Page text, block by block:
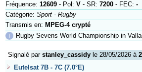
Fréquence: 12609- Pol: V- SR: 7200- FEC: -
Catégorie: Sport - Rugby
Transmis en: MPEG-4 crypté
ℹ
Rugby Sevens World Championship in
Signalé par stanley_cassidyle 28/05/2026 à
Eutelsat 7B - 7C (7.0°E)